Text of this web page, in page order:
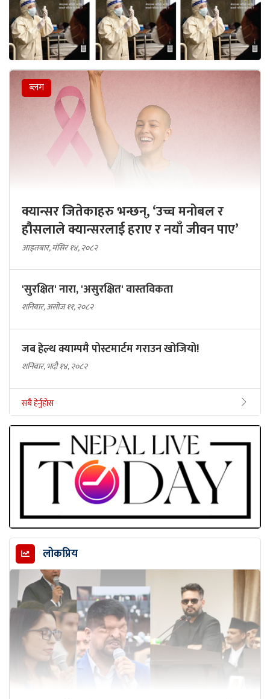
ब्लग
क्यान्सर जितेकाहरु भन्छन्, ‘उच्च मनोबल र
हौसलाले क्यान्सरलाई हराए र नयाँ जीवन पाए’
आइतबार, मंसिर १४, २०८२
'सुरक्षित' नारा, 'असुरक्षित' वास्तविकता
शनिबार, असोज ११, २०८२
जब हेल्थ क्याम्पमै पोस्टमार्टम गराउन खोजियो!
शनिबार, भदौ १४, २०८२
सबै हेर्नुहोस
लोकप्रिय